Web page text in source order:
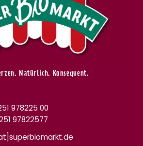
Natürlich. Konsequent.
978225 00
97822577